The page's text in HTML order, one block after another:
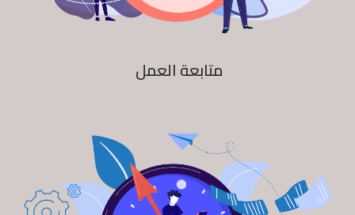
متابعة العمل